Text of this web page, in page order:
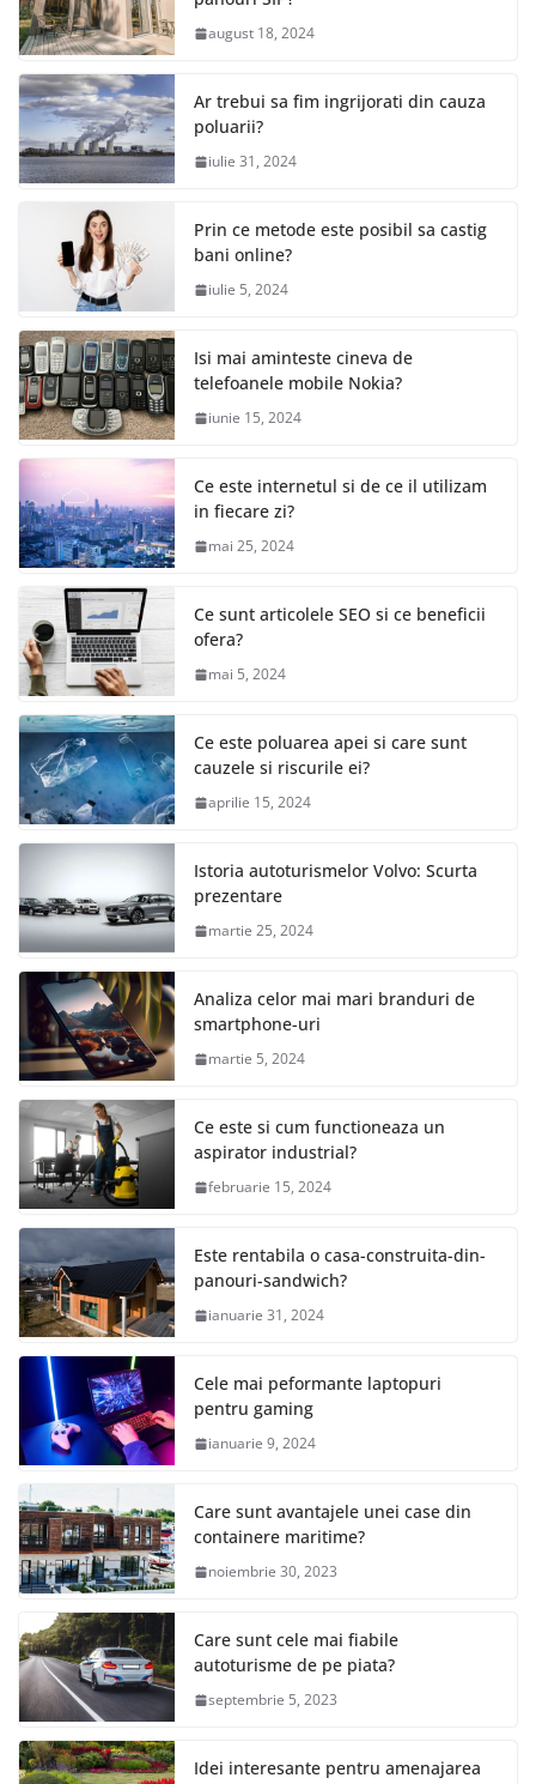
august 18, 2024
Ar trebui sa fim ingrijorati din cauza
poluarii?
iulie 31, 2024
Prin ce metode este posibil sa castig
bani online?
iulie 5, 2024
Isi mai aminteste cineva de
telefoanele mobile Nokia?
iunie 15, 2024
Ce este internetul si de ce il utilizam
in fiecare zi?
mai 25, 2024
Ce sunt articolele SEO si ce beneficii
ofera?
mai 5, 2024
Ce este poluarea apei si care sunt
cauzele si riscurile ei?
aprilie 15, 2024
Istoria autoturismelor Volvo: Scurta
prezentare
martie 25, 2024
Analiza celor mai mari branduri de
smartphone-uri
martie 5, 2024
Ce este si cum functioneaza un
aspirator industrial?
februarie 15, 2024
Este rentabila o casa-construita-din-
panouri-sandwich?
ianuarie 31, 2024
Cele mai peformante laptopuri
pentru gaming
ianuarie 9, 2024
Care sunt avantajele unei case din
containere maritime?
noiembrie 30, 2023
Care sunt cele mai fiabile
autoturisme de pe piata?
septembrie 5, 2023
Idei interesante pentru amenajarea